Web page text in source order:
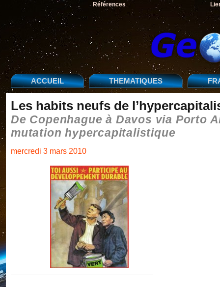
Références
ACCUEIL THEMATIQUES
Les habits neufs de
De Copenhague à Davos via Porto
mutation hypercapitalistique
mercredi 3 mars 2010